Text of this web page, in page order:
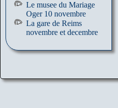
Le musee du Mariage
Oger 10 novembre
La gare de Reims
novembre et decembre